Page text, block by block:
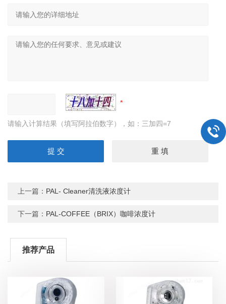
请输入计算结果（填写阿拉伯数字），如：三加四=7
上一篇： PAL- Cleaner清洗液浓度计
下一篇： PAL-COFFEE（BRIX）咖啡浓度计
推荐产品